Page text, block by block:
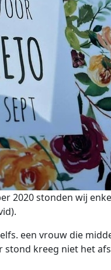
2020 stonden wij
een vrouw die
stond kreeg niet het